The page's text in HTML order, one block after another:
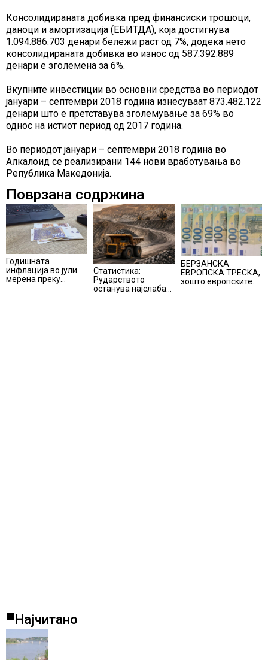
Консолидираната добивка пред финансиски трошоци,
даноци и амортизација (ЕБИТДА), која достигнува
1.094.886.703 денари бележи раст од 7%, додека нето
консолидираната добивка во износ од 587.392.889
денари е зголемена за 6%.
Вкупните инвестиции во основни средства во периодот
јануари – септември 2018 година изнесуваат 873.482.122
денари што е претставува зголемување за 69% во
однос на истиот период од 2017 година.
Во периодот јануари – септември 2018 година во
Алкалоид се реализирани 144 нови вработувања во
Република Македонија.
Поврзана содржина
Годишната
инфлација во јули
мерена преку
Статистика:
Рударството
останува најслаба
БЕРЗАНСКА
ЕВРОПСКА ТРЕСКА,
зошто европските
Најчитано